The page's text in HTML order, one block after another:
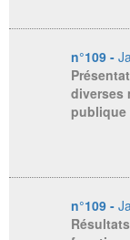
n°109 -
diverses
publique
n°109 -